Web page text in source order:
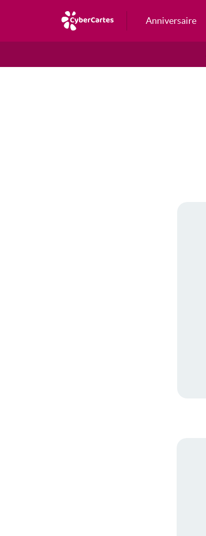
Anniversaire